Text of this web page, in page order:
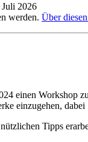
Juli 2026
werden. Über
einen Workshop
einzugehen,
Tipps